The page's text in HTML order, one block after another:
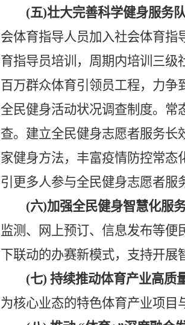
(五)壮大完善科学健身服务
会体育指导人员加入社会体育指
育指导员培训，周期内培训三级
百万群众体育引领员工程，力争
全民健身活动状况调查制度。常
查。建立全民健身志愿者服务长
家健身方法，丰富疫情防控常态
引更多人参与全民健身志愿者服
(六)加强全民健身智慧化服务
监测、网上预订、信息发布等
下联动的办赛新模式，支持开展
(七) 持续推动体育产业高质
为核心业态的特色体育产业项目